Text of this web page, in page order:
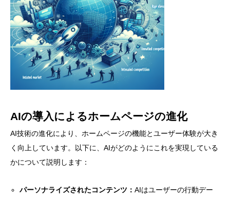
AIの導入によるホームページの進化
AI技術の進化により、ホームページの機能とユーザー体験が大き
く向上しています。以下に、AIがどのようにこれを実現している
かについて説明します：
パーソナライズされたコンテンツ：AIはユーザーの行動デー